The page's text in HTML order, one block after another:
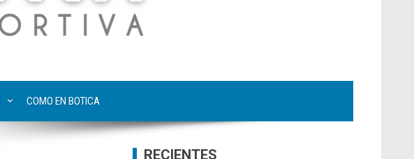
COMO EN BOTICA
RECIENTES